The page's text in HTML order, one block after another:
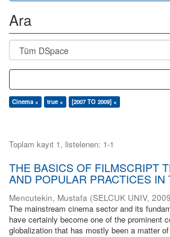
Ara
Cinema × true × [2007 TO 2009] ×
Toplam kayıt 1, listelenen: 1-1
THE BASICS OF FILMSCRIPT
AND POPULAR PRACTICES IN
Mencutekin, Mustafa (SELCUK UNIV, 2009
The mainstream cinema sector and its
have certainly become one of the prominent
globalization that has mostly been a matter